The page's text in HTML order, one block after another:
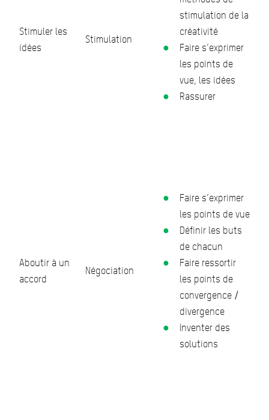
Stimuler les
idées
Stimulation
stimulation de la
créativité
Faire s’exprimer
les points de
vue, les idées
Rassurer
Aboutir à un
accord
Négociation
Faire s’exprimer
les points de vue
Définir les buts
de chacun
Faire ressortir
les points de
convergence /
divergence
Inventer des
solutions